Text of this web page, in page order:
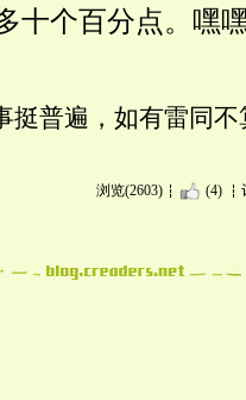
十个百分点。嘿
挺普遍，如有雷同
浏览(2603) (4)